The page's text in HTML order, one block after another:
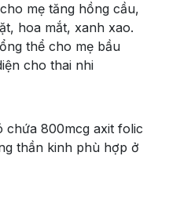
mẹ tăng hồng cầu,
hoa mắt, xanh xao.
thể cho mẹ bầu
cho thai nhi
chứa 800mcg axit folic
thần kinh phù hợp ở